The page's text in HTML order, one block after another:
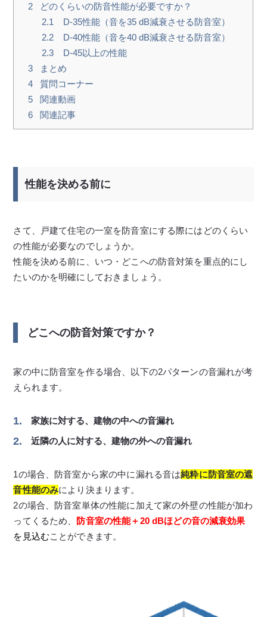
2
どのくらいの防音性能が必要ですか？
2.1
D-35性能（音を35 dB減衰させる防音室）
2.2
D-40性能（音を40 dB減衰させる防音室）
2.3
D-45以上の性能
3
まとめ
4
質問コーナー
5
関連動画
6
関連記事
性能を決める前に
さて、戸建て住宅の一室を防音室にする際にはどのくらい
の性能が必要なのでしょうか。
性能を決める前に、いつ・どこへの防音対策を重点的にし
たいのかを明確にしておきましょう。
どこへの防音対策ですか？
家の中に防音室を作る場合、以下の2パターンの音漏れが考
えられます。
家族に対する、建物の中への音漏れ
近隣の人に対する、建物の外への音漏れ
1の場合、防音室から家の中に漏れる音は純粋に防音室の遮
音性能のみにより決まります。
2の場合、防音室単体の性能に加えて家の外壁の性能が加わ
ってくるため、 防音室の性能＋20 dBほどの音の減衰効果
を見込むことができます。